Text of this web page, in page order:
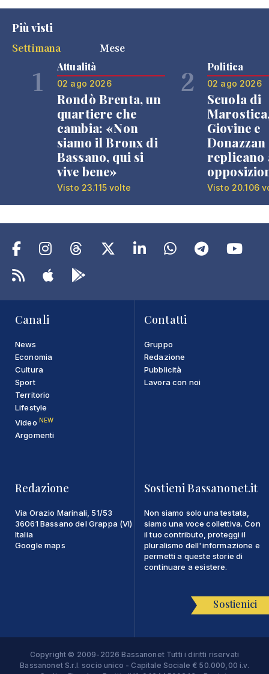
Più visti
Settimana
Mese
1 Attualità
02 ago 2026
Rondò Brenta, un
quartiere che
cambia: «Non
siamo il Bronx di
Bassano, qui si
vive bene»
Visto 23.115 volte
2 Politica
02 ago 2026
Scuola di
Giovine e
Donazzan
replicano
Visto 20.106
Canali
News
Economia
Cultura
Sport
Territorio
Lifestyle
Video NEW
Argomenti
Contatti
Gruppo
Redazione
Pubblicità
Lavora con noi
Redazione
Via Orazio Marinali, 51/53
36061 Bassano del Grappa (VI)
Italia
Google maps
Sostieni Bassanonet.it
Non siamo solo una testata,
siamo una voce collettiva. Con
il tuo contributo, proteggi il
pluralismo dell'informazione e
permetti a queste storie di
continuare a esistere.
Sostienici
Copyright © 2009-2026 Bassanonet Tutti i diritti riservati
Bassanonet S.r.l. socio unico - Capitale Sociale € 50.000,00 i.v.